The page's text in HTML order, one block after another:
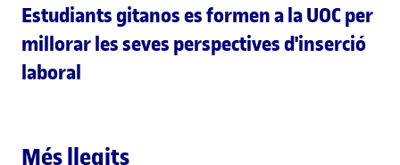
Estudiants gitanos es formen a la UOC per
millorar les seves perspectives d'inserció
laboral
Més llegits